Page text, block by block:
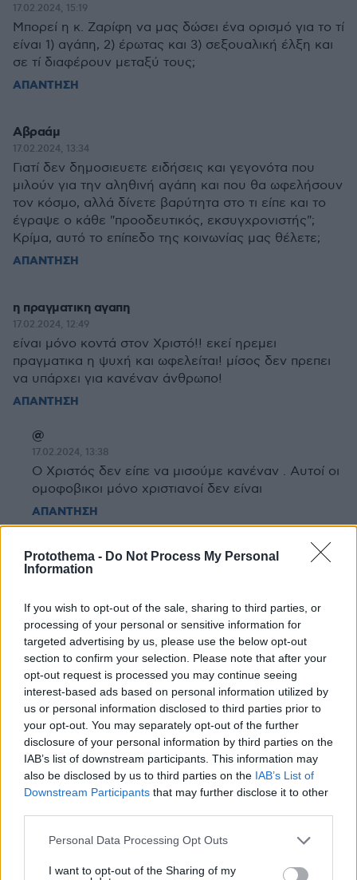
Protothema - Do Not Process My Personal
Information
If you wish to opt-out of the sale, sharing to third parties, or
processing of your personal or sensitive information for
targeted advertising by us, please use the below opt-out
section to confirm your selection. Please note that after your
opt-out request is processed you may continue seeing
interest-based ads based on personal information utilized by
us or personal information disclosed to third parties prior to
your opt-out. You may separately opt-out of the further
disclosure of your personal information by third parties on the
IAB’s list of downstream participants. This information may
also be disclosed by us to third parties on the IAB’s List of
Downstream Participants that may further disclose it to other
Please note that this website/app uses one or more Google
not limited to your visit or usage behaviour. You may click to
Personal Data Processing Opt Outs
I want to opt-out of the Sharing of my
17.02.2024, 15:19
Μπορεί η κ. Ζαρίφη να μας δώσει ένα ορισμό για το τί
είναι 1) αγάπη, 2) έρωτας και 3) σεξουαλική έλξη και
σε τί διαφέρουν μεταξύ τους;
ΑΠΑΝΤΗΣΗ
Αβραάμ
17.02.2024, 13:34
Γιατί δεν δημοσιευετε ειδήσεις και γεγονότα που
μιλούν για την αληθινή αγάπη και που θα ωφελήσουν
τον κόσμο, αλλά δίνετε βαρύτητα στο τι είπε και το
έγραψε ο κάθε "προοδευτικός, εκσυγχρονιστής";
Κρίμα, αυτό το επίπεδο της κοινωνίας μας θέλετε;
ΑΠΑΝΤΗΣΗ
η πραγματικη αγαπη
17.02.2024, 12:49
είναι μόνο κοντά στον Χριστό!! εκεί ηρεμει
πραγματικα η ψυχή και ωφελείται! μίσος δεν πρεπει
να υπάρχει για κανέναν άνθρωπο!
ΑΠΑΝΤΗΣΗ
@
17.02.2024, 13:38
Ο Χριστός δεν είπε να μισούμε κανέναν . Αυτοί οι
ομοφοβικοι μόνο χριστιανοί δεν είναι
ΑΠΑΝΤΗΣΗ
17.02.2024, 14:15
ανθρώπους ανεξαιρέτως! εναντίωση στην
αμαρτία υπάρχει και όχι στους ανθρώπους που
την κάνουν!
ΑΠΑΝΤΗΣΗ
δεν είναι ομοφοβία το να
17.02.2024, 15:31
ακολουθείς αυτά που λέει η εκκλησία μας!
στην εκκλησία γίνονται προσευχές για όλους
τους ανθρωπους ανεξαιρέτως! εναντιωση
είναι για όλους μας!
ΑΠΑΝΤΗΣΗ